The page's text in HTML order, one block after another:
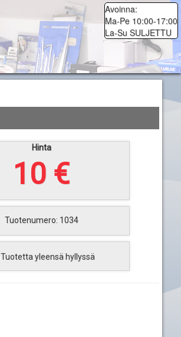
Avoinna:
Ma-Pe 10:00-17:00
La-Su SULJETTU
Hinta
10 €
Tuotenumero: 1034
Tuotetta yleensä hyllyssä